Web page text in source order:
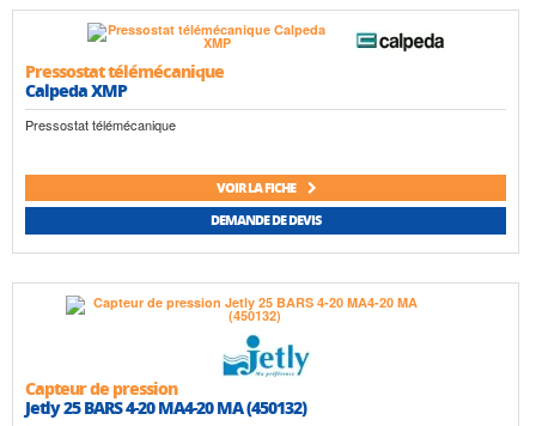
Pressostat télémécanique
Calpeda XMP
Pressostat télémécanique
VOIR LA FICHE
DEMANDE DE DEVIS
Capteur de pression
Jetly 25 BARS 4-20 MA4-20 MA (450132)